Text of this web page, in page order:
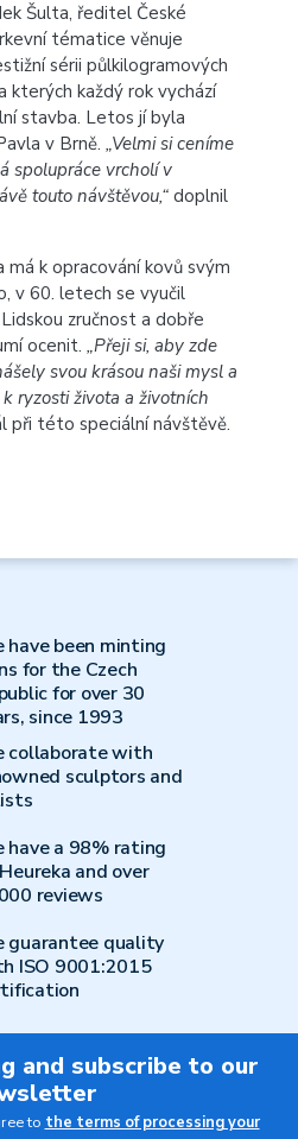
Šulta, ředitel České
tématice věnuje
sérii půlkilogramových
kterých každý rok vychází
stavba. Letos jí byla
v Brně. „Velmi si ceníme
spolupráce vrcholí v
touto návštěvou,“ doplnil
má k opracování kovů svým
v 60. letech se vyučil
zručnost a dobře
ocenit. „Přeji si, aby zde
svou krásou naši mysl a
ryzosti života a životních
při této speciální návštěvě.
have been minting
for the Czech
for over 30
since 1993
collaborate with
sculptors and
have a 98% rating
and over
reviews
guarantee quality
ISO 9001:2015
and subscribe to our
to the terms of processing your